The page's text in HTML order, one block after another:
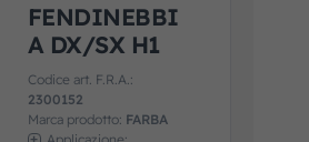
FENDINEBBI
A DX/SX H1
Codice art. F.R.A.:
2300152
Marca prodotto: FARBA